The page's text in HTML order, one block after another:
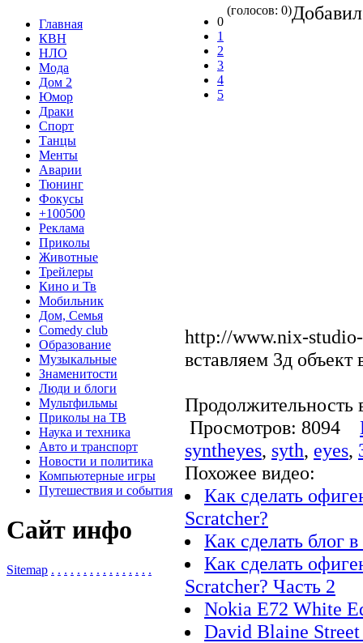
Главная
КВН
НЛО
Мода
Дом 2
Юмор
Драки
Спорт
Танцы
Менты
Аварии
Тюнинг
Фокусы
+100500
Реклама
Приколы
Животные
Трейлеры
Кино и Тв
Мобильник
Дом, Семья
Comedy club
Образование
Музыкальные
Знаменитости
Люди и блоги
Мультфильмы
Приколы на ТВ
Наука и техника
Авто и транспорт
Новости и политика
Компьютерные игры
Путешествия и события
Сайт инфо
Sitemap . . . . . . . . . . . . . . . .
0
1
2
3
4
5
(голосов: 0)
http://www.nix-
вставляем 3д
Продолжительность
Просмотров: 8094
syntheyes, syth, eyes,
Похожее видео:
Как сделать
Scratcher?
Как сделать
Как сделать
Scratcher? Часть 2
Nokia E72 White
David Blaine